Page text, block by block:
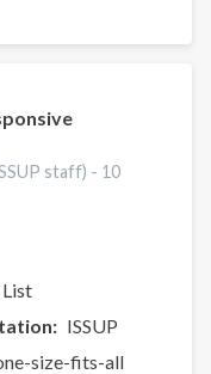
staff) - 10
List
ISSUP
size-fits-all